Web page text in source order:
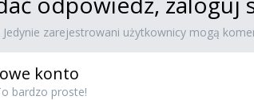
Jedynie zarejestrowani użytkownicy mogą
konto
bardzo proste!